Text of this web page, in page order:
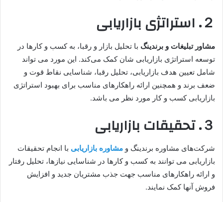
２. استراتژی بازاریابی
مشاور تبلیغات و برندینگ با تحلیل بازار و رقبا، به کسب و کارها در
توسعه استراتژی بازاریابی شان کمک می‌کند. این مورد می تواند
شامل تعیین هدف بازاریابی، تحلیل رقبا، شناسایی نقاط قوت و
ضعف برند و همچنین ارائه راهکارهای مناسب برای بهبود استراتژی
بازاریابی کسب و کار مورد نظر می باشد.
３. تحقیقات بازاریابی
شرکت‌های مشاوره برندینگ و مشاوره بازاریابی با انجام تحقیقات
بازاریابی می توانند به کسب و کارها در شناسایی نیازها، تحلیل رفتار
و ارائه راهکارهای مناسب جهت جذب مشتریان جدید و افزایش
فروش آنها کمک نمایند.